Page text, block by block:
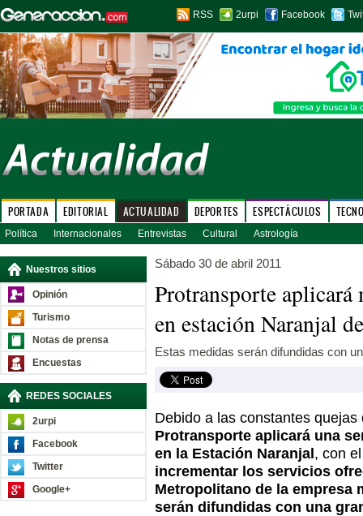
RSS 2urpi Facebook
PORTADA EDITORIAL ACTUALIDAD DEPORTES ESPECTÁCULOS
Política Internacionales Entrevistas Cultural Astrología
Nuestros sitios
Opinión
Turismo
Notas de prensa
Encuestas
REDES SOCIALES
2urpi
Facebook
Twitter
Google+
Sábado 30 de abril 2011
Protransporte aplicará
en estación Naranjal
Estas medidas serán difundidas con
Debido a las constantes
Protransporte aplicará una
en la Estación Naranjal , con
incrementar los servicios
Metropolitano de la empresa
serán difundidas con una